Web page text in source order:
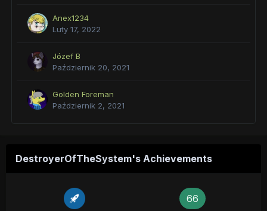
Anex1234
Luty 17, 2022
Józef B
Październik 20, 2021
Golden Foreman
Październik 2, 2021
DestroyerOfTheSystem's Achievements
66